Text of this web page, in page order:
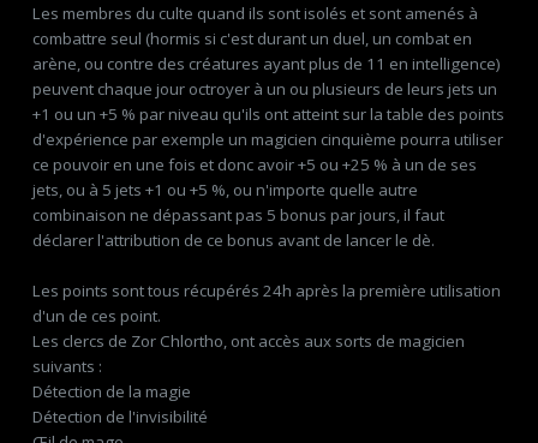
Les membres du culte quand ils sont isolés et sont amenés à
combattre seul (hormis si c'est durant un duel, un combat en
arène, ou contre des créatures ayant plus de 11 en intelligence)
peuvent chaque jour octroyer à un ou plusieurs de leurs jets un
+1 ou un +5 % par niveau qu'ils ont atteint sur la table des points
d'expérience par exemple un magicien cinquième pourra utiliser
ce pouvoir en une fois et donc avoir +5 ou +25 % à un de ses
jets, ou à 5 jets +1 ou +5 %, ou n'importe quelle autre
combinaison ne dépassant pas 5 bonus par jours, il faut
déclarer l'attribution de ce bonus avant de lancer le dè.
Les points sont tous récupérés 24h après la première utilisation
d'un de ces point.
Les clercs de Zor Chlortho, ont accès aux sorts de magicien
suivants :
Détection de la magie
Détection de l'invisibilité